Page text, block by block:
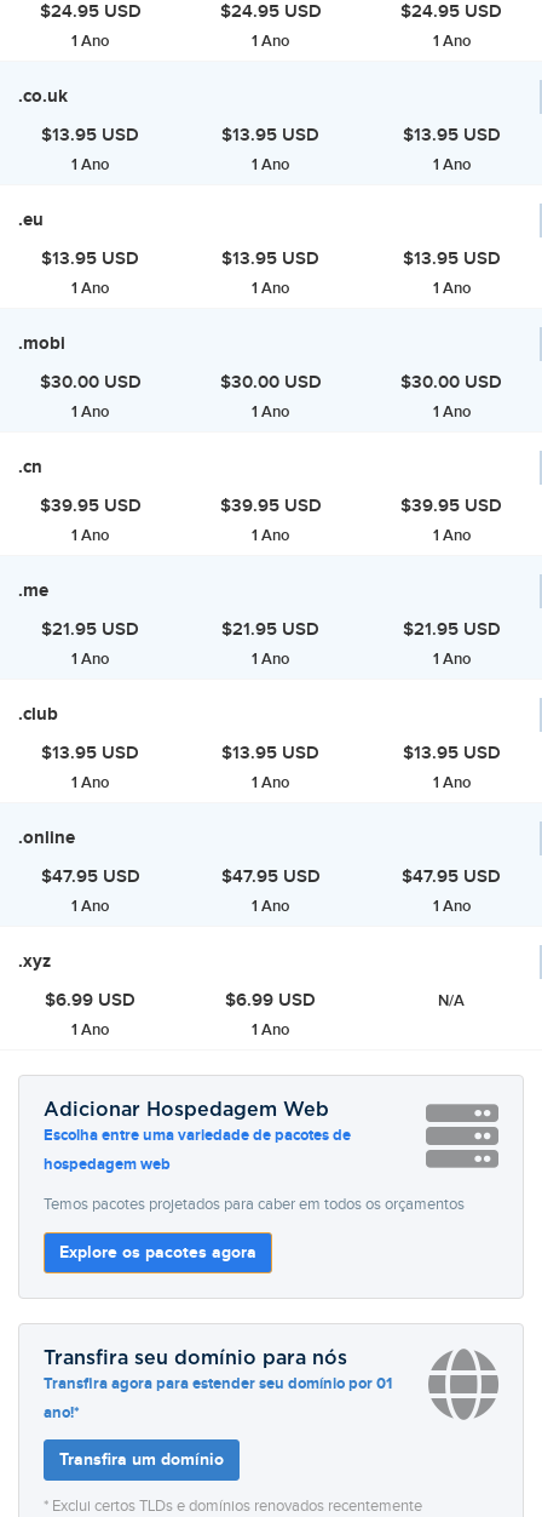
$24.95 USD
1 Ano
$24.95 USD
1 Ano
$24.95 USD
1 Ano
.co.uk
$13.95 USD
1 Ano
$13.95 USD
1 Ano
$13.95 USD
1 Ano
.eu
$13.95 USD
1 Ano
$13.95 USD
1 Ano
$13.95 USD
1 Ano
.mobi
$30.00 USD
1 Ano
$30.00 USD
1 Ano
$30.00 USD
1 Ano
.cn
$39.95 USD
1 Ano
$39.95 USD
1 Ano
$39.95 USD
1 Ano
.me
$21.95 USD
1 Ano
$21.95 USD
1 Ano
$21.95 USD
1 Ano
.club
$13.95 USD
1 Ano
$13.95 USD
1 Ano
$13.95 USD
1 Ano
.online
$47.95 USD
1 Ano
$47.95 USD
1 Ano
$47.95 USD
1 Ano
.xyz
$6.99 USD
1 Ano
$6.99 USD
1 Ano
N/A
Adicionar Hospedagem Web
Escolha entre uma variedade de pacotes de
hospedagem web
Temos pacotes projetados para caber em todos os orçamentos
Explore os pacotes agora
Transfira seu domínio para nós
Transfira agora para estender seu domínio por 01
ano!*
Transfira um domínio
* Exclui certos TLDs e domínios renovados recentemente